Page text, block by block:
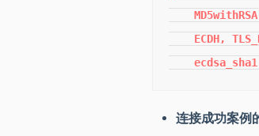
ECDH,
连接成功案例